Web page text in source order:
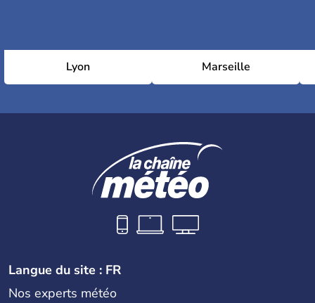
Lyon Marseille
Langue du site : FR
Nos experts météo